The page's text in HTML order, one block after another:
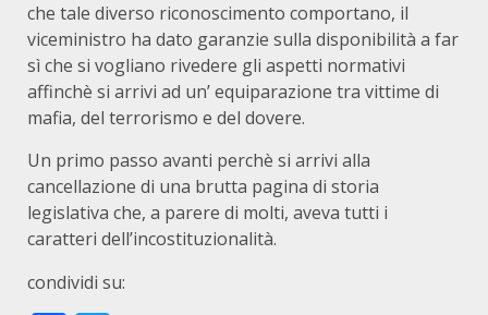
che tale diverso riconoscimento comportano, il
viceministro ha dato garanzie sulla disponibilità a far
sì che si vogliano rivedere gli aspetti normativi
affinchè si arrivi ad un’ equiparazione tra vittime di
mafia, del terrorismo e del dovere.
Un primo passo avanti perchè si arrivi alla
cancellazione di una brutta pagina di storia
legislativa che, a parere di molti, aveva tutti i
caratteri dell’incostituzionalità.
condividi su: